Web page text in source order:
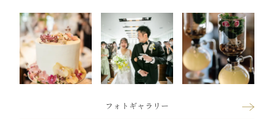
フォトギャラリー